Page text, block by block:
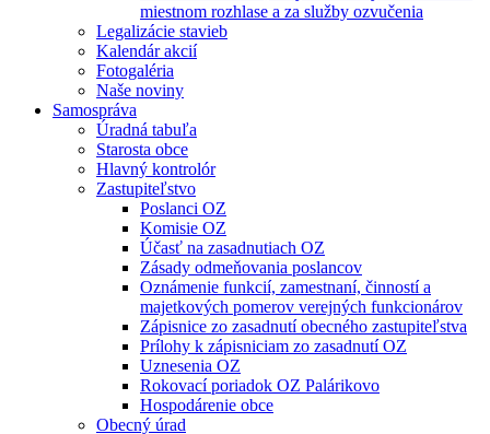
miestnom rozhlase a za služby ozvučenia
Legalizácie stavieb
Kalendár akcií
Fotogaléria
Naše noviny
Samospráva
Úradná tabuľa
Starosta obce
Hlavný kontrolór
Zastupiteľstvo
Poslanci OZ
Komisie OZ
Účasť na zasadnutiach OZ
Zásady odmeňovania poslancov
Oznámenie funkcií, zamestnaní, činností a
majetkových pomerov verejných funkcionárov
Zápisnice zo zasadnutí obecného zastupiteľstva
Prílohy k zápisniciam zo zasadnutí OZ
Uznesenia OZ
Rokovací poriadok OZ Palárikovo
Hospodárenie obce
Obecný úrad